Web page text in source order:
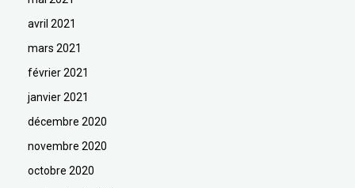
avril 2021
mars 2021
février 2021
janvier 2021
décembre 2020
novembre 2020
octobre 2020